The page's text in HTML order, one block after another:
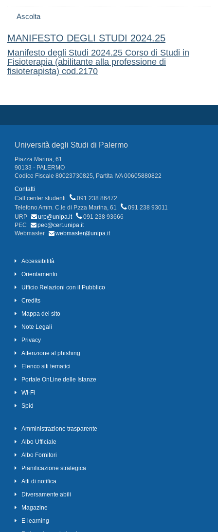
Ascolta
MANIFESTO DEGLI STUDI 2024.25
Manifesto degli Studi 2024.25 Corso di Studi in
Fisioterapia (abilitante alla professione di
fisioterapista) cod.2170
Università degli Studi di Palermo
Piazza Marina, 61
90133 - PALERMO
Codice Fiscale 80023730825, Partita IVA 00605880822
Contatti
Call center studenti
091 238 86472
Telefono Amm. C.le di P.zza Marina, 61
091 238 93011
URP
urp@unipa.it
091 238 93666
PEC
pec@cert.unipa.it
Webmaster
webmaster@unipa.it
Accessibilità
Orientamento
Ufficio Relazioni con il Pubblico
Credits
Mappa del sito
Note Legali
Privacy
Attenzione al phishing
Elenco siti tematici
Portale OnLine delle Istanze
Wi-Fi
Spid
Amministrazione trasparente
Albo Ufficiale
Albo Fornitori
Pianificazione strategica
Atti di notifica
Diversamente abili
Magazine
E-learning